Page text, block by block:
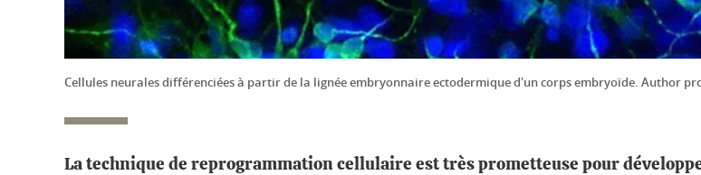
Cellules neurales différenciées à partir de la lignée embryonnaire ectodermique d'un corps embryoïde. Author
La technique de reprogrammation cellulaire est très prometteuse pour